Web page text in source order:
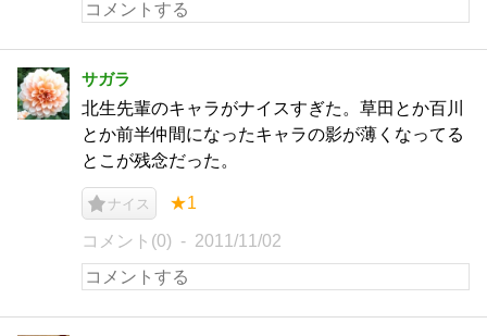
サガラ
北生先輩のキャラがナイスすぎた。草田とか百川
とか前半仲間になったキャラの影が薄くなってる
とこが残念だった。
ナイス ★1
コメント(0) 2011/11/02